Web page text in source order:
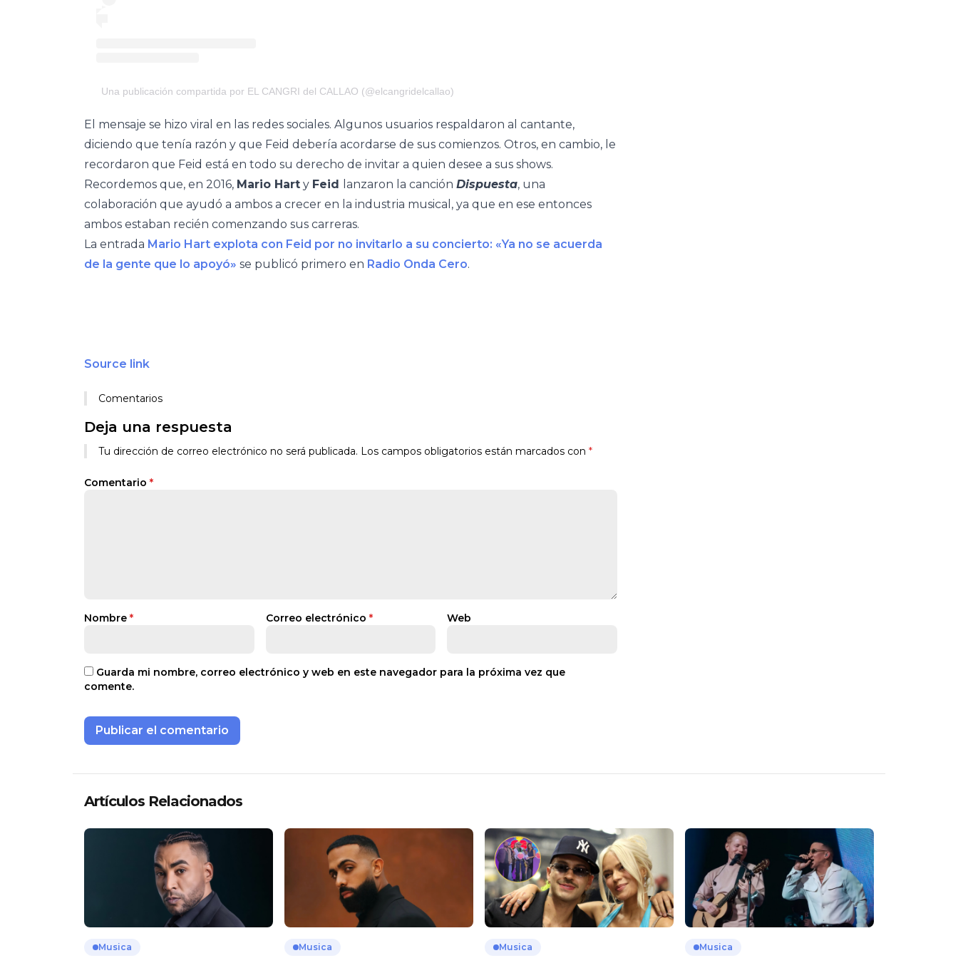
Una publicación compartida por EL CANGRI del CALLAO (@elcangridelcallao)
El mensaje se hizo viral en las redes sociales. Algunos usuarios respaldaron al cantante,
diciendo que tenía razón y que Feid debería acordarse de sus comienzos. Otros, en cambio, le
recordaron que Feid está en todo su derecho de invitar a quien desee a sus shows.
Recordemos que, en 2016, Mario Hart y Feid lanzaron la canción Dispuesta, una
colaboración que ayudó a ambos a crecer en la industria musical, ya que en ese entonces
ambos estaban recién comenzando sus carreras.
La entrada Mario Hart explota con Feid por no invitarlo a su concierto: «Ya no se acuerda
de la gente que lo apoyó» se publicó primero en Radio Onda Cero.
Source link
Comentarios
Deja una respuesta
Tu dirección de correo electrónico no será publicada. Los campos obligatorios están marcados con *
Comentario *
Nombre * Correo electrónico * Web
Guarda mi nombre, correo electrónico y web en este navegador para la próxima vez que
comente.
Artículos Relacionados
Musica Musica Musica Musica